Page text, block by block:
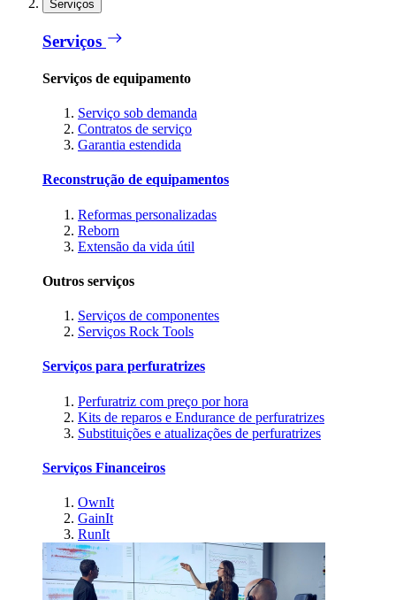
Serviços
Serviços
Serviços de equipamento
Serviço sob demanda
Contratos de serviço
Garantia estendida
Reconstrução de equipamentos
Reformas personalizadas
Reborn
Extensão da vida útil
Outros serviços
Serviços de componentes
Serviços Rock Tools
Serviços para perfuratrizes
Perfuratriz com preço por hora
Kits de reparos e Endurance de perfuratrizes
Substituições e atualizações de perfuratrizes
Serviços Financeiros
OwnIt
GainIt
RunIt